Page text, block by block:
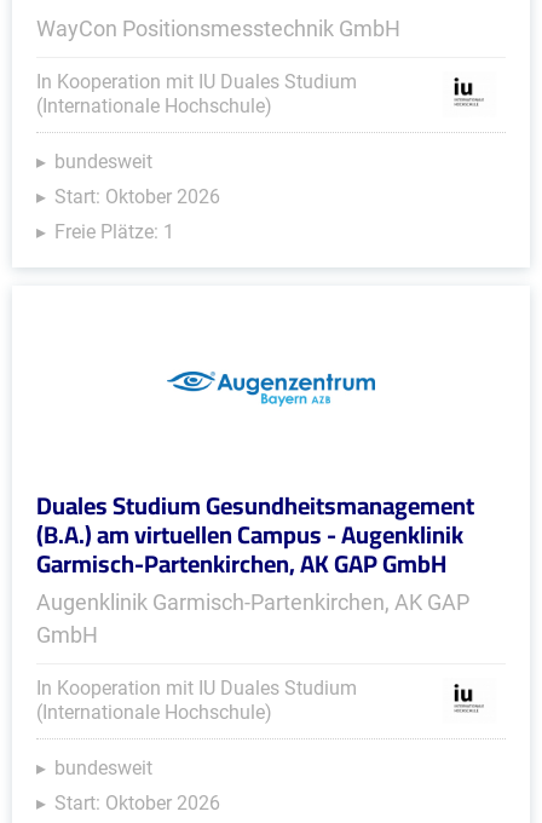
WayCon Positionsmesstechnik GmbH
In Kooperation mit IU Duales Studium
(Internationale Hochschule)
bundesweit
Start: Oktober 2026
Freie Plätze: 1
Duales Studium Gesundheitsmanagement
(B.A.) am virtuellen Campus - Augenklinik
Garmisch-Partenkirchen, AK GAP GmbH
Augenklinik Garmisch-Partenkirchen, AK GAP
GmbH
In Kooperation mit IU Duales Studium
(Internationale Hochschule)
bundesweit
Start: Oktober 2026